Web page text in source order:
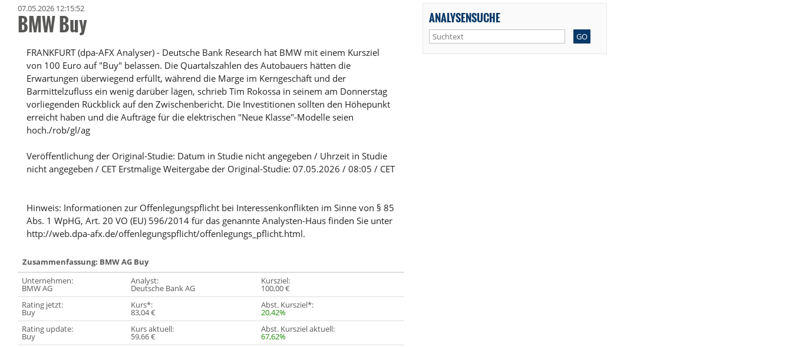
07.05.2026 12:15:52
BMW Buy
FRANKFURT (dpa-AFX Analyser) - Deutsche Bank Research hat BMW mit einem Kursziel
von 100 Euro auf "Buy" belassen. Die Quartalszahlen des Autobauers hätten die
Erwartungen überwiegend erfüllt, während die Marge im Kerngeschäft und der
Barmittelzufluss ein wenig darüber lägen, schrieb Tim Rokossa in seinem am Donnerstag
vorliegenden Rückblick auf den Zwischenbericht. Die Investitionen sollten den Höhepunkt
erreicht haben und die Aufträge für die elektrischen "Neue Klasse"-Modelle seien
hoch./rob/gl/ag
Veröffentlichung der Original-Studie: Datum in Studie nicht angegeben / Uhrzeit in Studie
nicht angegeben / CET Erstmalige Weitergabe der Original-Studie: 07.05.2026 / 08:05 / CET
Hinweis: Informationen zur Offenlegungspflicht bei Interessenkonflikten im Sinne von § 85
Abs. 1 WpHG, Art. 20 VO (EU) 596/2014 für das genannte Analysten-Haus finden Sie unter
http://web.dpa-afx.de/offenlegungspflicht/offenlegungs_pflicht.html.
Zusammenfassung: BMW AG Buy
Unternehmen:
BMW AG
Analyst:
Deutsche Bank AG
Kursziel:
100,00 €
Rating jetzt:
Buy
Kurs*:
83,04 €
Abst. Kursziel*:
20,42%
Rating update:
Buy
Kurs aktuell:
59,66 €
Abst. Kursziel aktuell:
67,62%
ANALYSENSUCHE
GO